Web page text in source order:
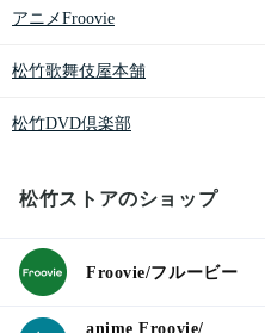
アニメFroovie
松竹歌舞伎屋本舗
松竹DVD倶楽部
松竹ストアのショップ
Froovie/フルービー
anime Froovie/